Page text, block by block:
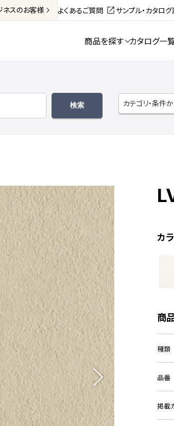
ネスのお客様 よくあるご質問 サンプル・カタロ
商品を探す カタログ一
カテゴリ・条件
カ
商
種類
品番
掲載